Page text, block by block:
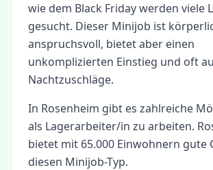
wie dem Black Friday werden viele
gesucht. Dieser Minijob ist
anspruchsvoll, bietet aber einen
unkomplizierten Einstieg und oft
Nachtzuschläge.
In Rosenheim gibt es zahlreiche
als Lagerarbeiter/in zu arbeiten.
bietet mit 65.000 Einwohnern gute
diesen Minijob-Typ.